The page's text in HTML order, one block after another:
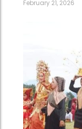
February 21, 2026